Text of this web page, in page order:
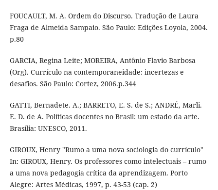
FOUCAULT, M. A. Ordem do Discurso. Tradução de Laura
Fraga de Almeida Sampaio. São Paulo: Edições Loyola, 2004.
p.80
GARCIA, Regina Leite; MOREIRA, Antônio Flavio Barbosa
(Org). Currículo na contemporaneidade: incertezas e
desafios. São Paulo: Cortez, 2006.p.344
GATTI, Bernadete. A.; BARRETO, E. S. de S.; ANDRÉ, Marli.
E. D. de A. Políticas docentes no Brasil: um estado da arte.
Brasília: UNESCO, 2011.
GIROUX, Henry "Rumo a uma nova sociologia do currículo"
In: GIROUX, Henry. Os professores como intelectuais – rumo
a uma nova pedagogia crítica da aprendizagem. Porto
Alegre: Artes Médicas, 1997, p. 43-53 (cap. 2)